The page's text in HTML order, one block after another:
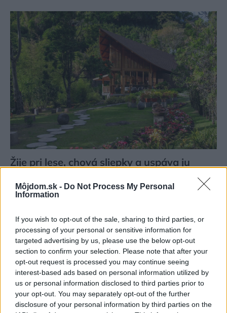
Môjdom.sk - Do Not Process My Personal
Information
If you wish to opt-out of the sale, sharing to third parties, or
processing of your personal or sensitive information for
targeted advertising by us, please use the below opt-out
section to confirm your selection. Please note that after your
opt-out request is processed you may continue seeing
interest-based ads based on personal information utilized by
us or personal information disclosed to third parties prior to
your opt-out. You may separately opt-out of the further
disclosure of your personal information by third parties on the
Žije pri lese, chová sliepky a uspáva ju
rieka. Miestni remeselníci vytvorili bývanie,
ktoré vyzerá ako malý raj